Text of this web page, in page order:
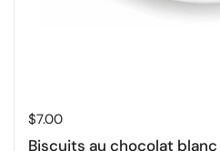
Prix régulier
$7.00
Biscuits au chocolat